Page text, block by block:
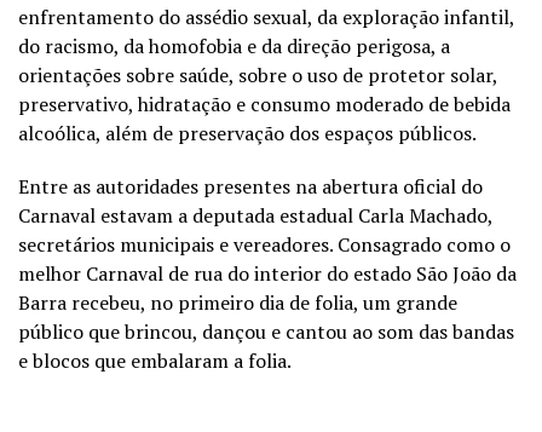
enfrentamento do assédio sexual, da exploração infantil,
do racismo, da homofobia e da direção perigosa, a
orientações sobre saúde, sobre o uso de protetor solar,
preservativo, hidratação e consumo moderado de bebida
alcoólica, além de preservação dos espaços públicos.
Entre as autoridades presentes na abertura oficial do
Carnaval estavam a deputada estadual Carla Machado,
secretários municipais e vereadores. Consagrado como o
melhor Carnaval de rua do interior do estado São João da
Barra recebeu, no primeiro dia de folia, um grande
público que brincou, dançou e cantou ao som das bandas
e blocos que embalaram a folia.